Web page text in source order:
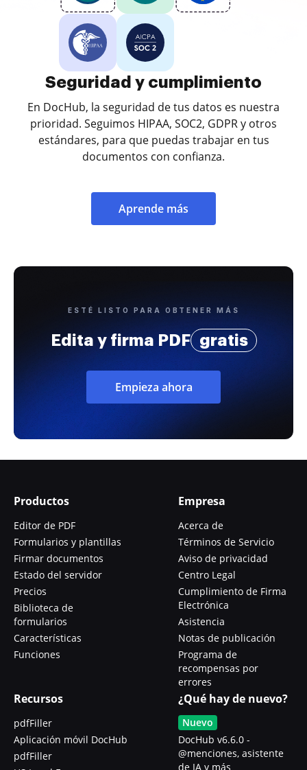
Seguridad y cumplimiento
En DocHub, la seguridad de tus datos es nuestra
prioridad. Seguimos HIPAA, SOC2, GDPR y otros
estándares, para que puedas trabajar en tus
documentos con confianza.
Aprende más
ESTÉ LISTO PARA OBTENER MÁS
Edita y firma PDF gratis
Empieza ahora
Productos
Editor de PDF
Formularios y plantillas
Firmar documentos
Estado del servidor
Precios
Biblioteca de
formularios
Características
Funciones
Empresa
Acerca de
Términos de Servicio
Aviso de privacidad
Centro Legal
Cumplimiento de Firma
Electrónica
Asistencia
Notas de publicación
Programa de
recompensas por
errores
Recursos
pdfFiller
Aplicación móvil DocHub
pdfFiller
¿Qué hay de nuevo?
Nuevo
DocHub v6.6.0 -
@menciones, asistente
de IA y más